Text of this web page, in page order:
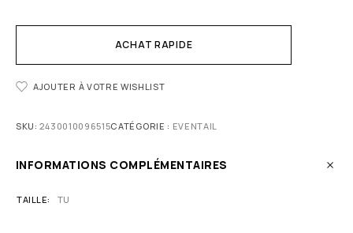
ACHAT RAPIDE
AJOUTER À VOTRE WISHLIST
SKU:2430010096515CATÉGORIE : EVENTAIL
INFORMATIONS COMPLÉMENTAIRES
TAILLE TU